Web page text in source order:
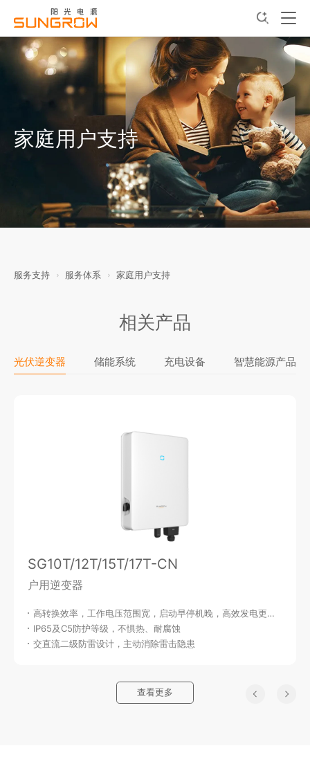
家庭用户支持
服务支持 服务体系 家庭用户支持
相关产品
光伏逆变器 储能系统 充电设备 智慧能源产品
SG10T/12T/15T/17T-CN
户用逆变器
高转换效率，工作电压范围宽，启动早停机晚，高效发电更持
久
IP65及C5防护等级，不惧热、耐腐蚀
交直流二级防雷设计，主动消除雷击隐患
查看更多